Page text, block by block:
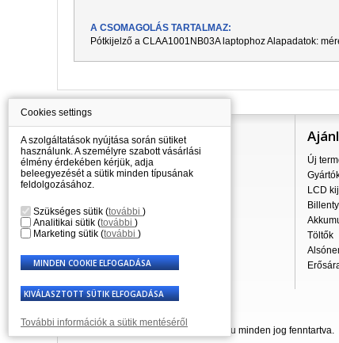
A CSOMAGOLÁS TARTALMAZ:
Pótkijelző a CLAA1001NB03Alaptophoz Alapadatok:
Információ
Mindent a vásárlásról
A szállítás árai
Nagykereskedés
Reklamációs szabályzat
Üzleti feltételek
A személyes adatok feldolgozása
Új
LCD
Töltők
© 2007 - 2026 Laptop-Components.hu minden jog fenntartva.
Cookies settings
A szolgáltatások nyújtása során sütiket
használunk. A személyre szabott vásárlási
élmény érdekében kérjük, adja
beleegyezését a sütik minden típusának
feldolgozásához.
Szükséges sütik (további )
Analitikai sütik (további )
Marketing sütik (további )
További információk a sütik mentéséről